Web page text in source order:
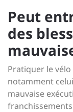
Peut
des
Pratiquer le
notamment
mauvaise